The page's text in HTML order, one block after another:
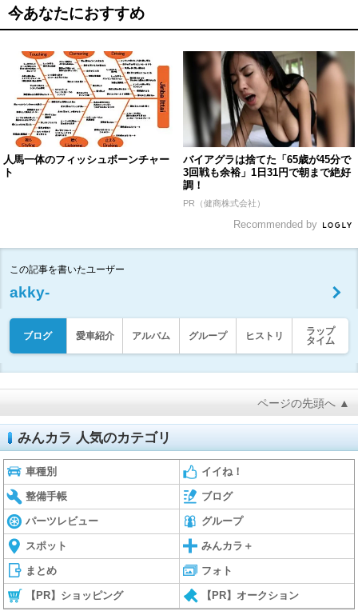
今あなたにおすすめ
人馬一体のフィッシュボーンチャー
ト
バイアグラは捨てた「65歳が45分で
3回戦も余裕」1日31円で朝まで絶好
調！
PR（健商株式会社）
Recommended by
この記事を書いたユーザー
akky-
ブログ 愛車紹介 アルバム グループ ヒストリ
ラップ
タイム
ページの先頭へ ▲
みんカラ 人気のカテゴリ
車種別 イイね！
整備手帳 ブログ
パーツレビュー グループ
スポット みんカラ＋
まとめ フォト
【PR】ショッピング 【PR】オークション